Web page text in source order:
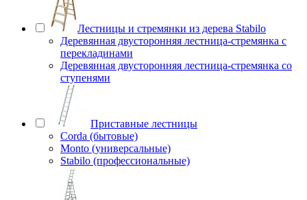
Лестницы и стремянки из дерева Stabilo
Деревянная двусторонняя лестница-стремянка с
перекладинами
Деревянная двусторонняя лестница-стремянка со
ступенями
Приставные лестницы
Corda (бытовые)
Monto (универсальные)
Stabilo (профессиональные)